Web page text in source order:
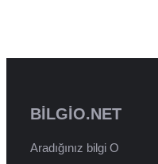
BILGIO.NET
Aradığınız bilgi O